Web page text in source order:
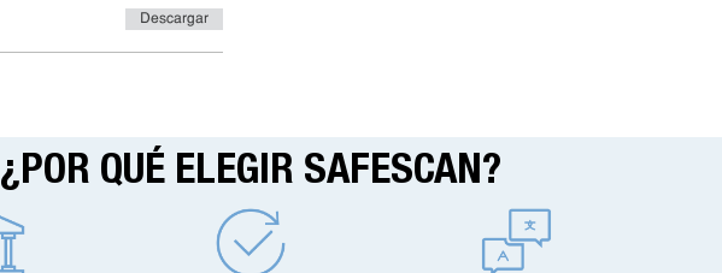
Descargar
¿POR QUÉ ELEGIR SAFESCAN?